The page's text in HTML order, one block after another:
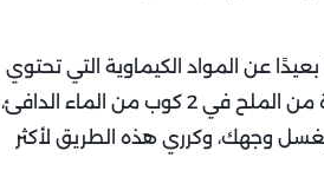
عن المواد الكيماوية التي تحتوي
عليها الأدوية، كل ما عليكِ هو نقع منشفة في مزيج مكون من ملعقة صغيرة من الملح في 2 كوب من الماء الدافئ،
وتركها لمدة 10 دقائق، ثم قومي بغسل وجهك، وكرري هذه الطريق لأكثر